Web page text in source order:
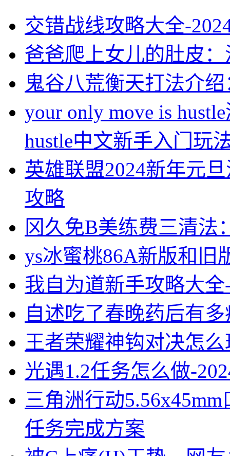
交错战线攻略大全-
爸爸爬上女儿的肚皮
鬼谷八荒衡天打法介
your only move is
hustle中文新手入门玩
英雄联盟2024新年元
攻略
冈久免B美练费三清法
ys冰蜜桃86A新版和旧
我自为道新手攻略大
自述吃了春晚药后有
王者荣耀神钩对决怎
光遇1.2任务怎么做-
三角洲行动
任务完成方案